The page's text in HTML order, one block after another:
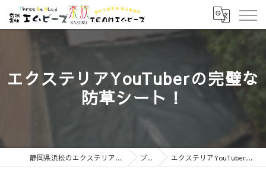
エクステリアYouTuberの完璧な
防草シート！
静岡県浜松のエクステリアなら有限会社エムビーズ ブログ エクステリアYouTuberの完璧な防草シート！